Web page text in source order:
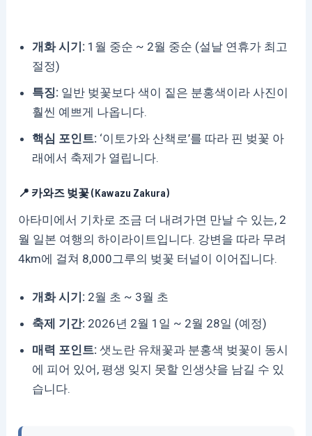
개화 시기: 1월 중순 ~ 2월 중순 (설날 연휴가 최고
절정)
특징: 일반 벚꽃보다 색이 짙은 분홍색이라 사진이
훨씬 예쁘게 나옵니다.
핵심 포인트: ‘이토가와 산책로’를 따라 핀 벚꽃 아
래에서 축제가 열립니다.
📍 카와즈 벚꽃 (Kawazu Zakura)
아타미에서 기차로 조금 더 내려가면 만날 수 있는, 2
월 일본 여행의 하이라이트입니다. 강변을 따라 무려
4km에 걸쳐 8,000그루의 벚꽃 터널이 이어집니다.
개화 시기: 2월 초 ~ 3월 초
축제 기간: 2026년 2월 1일 ~ 2월 28일 (예정)
매력 포인트: 샛노란 유채꽃과 분홍색 벚꽃이 동시
에 피어 있어, 평생 잊지 못할 인생샷을 남길 수 있
습니다.